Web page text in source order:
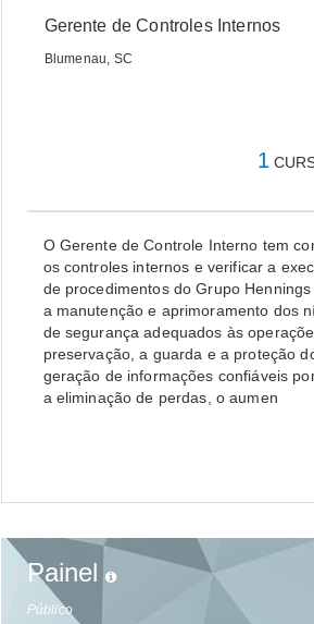
Gerente de Controles Internos
Blumenau, SC
1
O Gerente de Controle Interno tem
os controles internos e verificar a
de procedimentos do Grupo
a manutenção e aprimoramento dos
de segurança adequados às
preservação, a guarda e a proteção
geração de informações confiáveis
a eliminação de perdas, o aumen
Painel
Público